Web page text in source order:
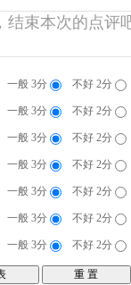
一般 3分 不好 2分
一般 3分 不好 2分
一般 3分 不好 2分
一般 3分 不好 2分
一般 3分 不好 2分
一般 3分 不好 2分
一般 3分 不好 2分